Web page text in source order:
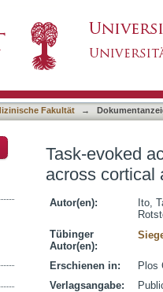
Fakultät →
Task-evoked
across cortical
Autor(en): Ito,
Tübinger
Autor(en):
Erschienen in:
Plos
Verlagsangabe: